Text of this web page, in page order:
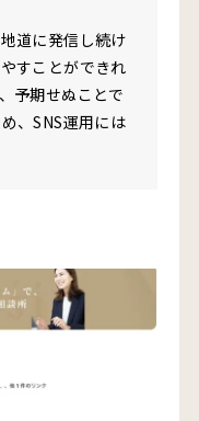
道に発信し続け
すことができれ
予期せぬことで
、SNS運用には